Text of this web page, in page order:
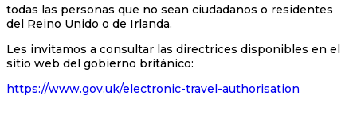
todas las personas que no sean ciudadanos o residentes
del Reino Unido o de Irlanda.
Les invitamos a consultar las directrices disponibles en el
sitio web del gobierno británico:
https://www.gov.uk/electronic-travel-authorisation